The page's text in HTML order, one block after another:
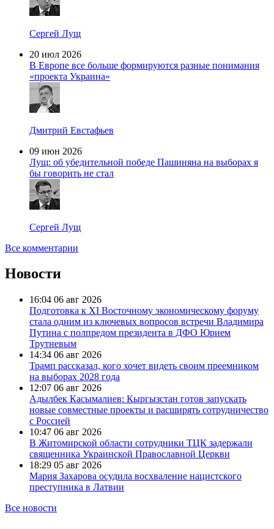
Сергей Лущ
20 июл 2026
В Европе все больше формируются разные понимания
«проекта Украина»
Дмитрий Евстафьев
09 июн 2026
Лущ: об убедительной победе Пашиняна на выборах я
бы говорить не стал
Сергей Лущ
Все комментарии
Новости
16:04 06 авг 2026
Подготовка к XI Восточному экономическому форуму
стала одним из ключевых вопросов встречи Владимира
Путина с полпредом президента в ДФО Юрием
Трутневым
14:34 06 авг 2026
Трамп рассказал, кого хочет видеть своим преемником
на выборах 2028 года
12:07 06 авг 2026
Адылбек Касымалиев: Кыргызстан готов запускать
новые совместные проекты и расширять сотрудничество
с Россией
10:47 06 авг 2026
В Житомирской области сотрудники ТЦК задержали
священника Украинской Православной Церкви
18:29 05 авг 2026
Мария Захарова осудила восхваление нацистского
преступника в Латвии
Все новости